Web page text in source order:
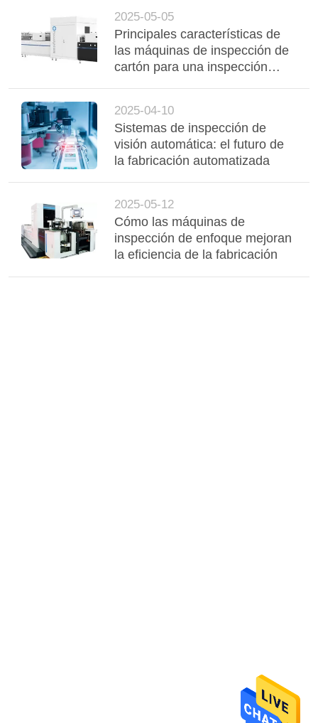
2025-05-05
Principales características de
las máquinas de inspección de
cartón para una inspección
2025-04-10
Sistemas de inspección de
visión automática: el futuro de
la fabricación automatizada
2025-05-12
Cómo las máquinas de
inspección de enfoque mejoran
la eficiencia de la fabricación